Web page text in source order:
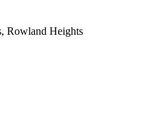
Rowland Heights